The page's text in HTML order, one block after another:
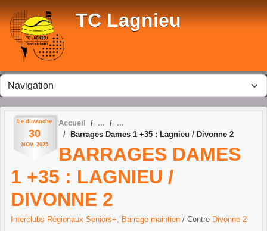
TC Lagnieu
Le dimanche
30
NOV. 2025
Accueil
Barrages Dames 1 +35 : Lagnieu / Divonne 2
BARRAGES DAMES
1 +35 : LAGNIEU /
DIVONNE 2
Interclubs Régionaux Seniors+, Barrage maintien / Contre Divonne 2